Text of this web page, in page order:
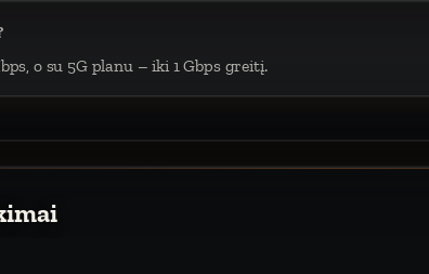
o su 5G planu – iki 1 Gbps greitį.